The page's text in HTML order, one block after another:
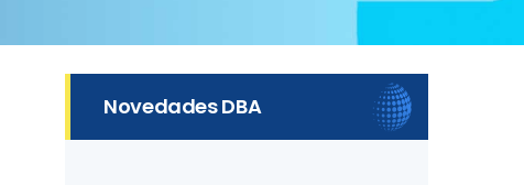
Novedades DBA